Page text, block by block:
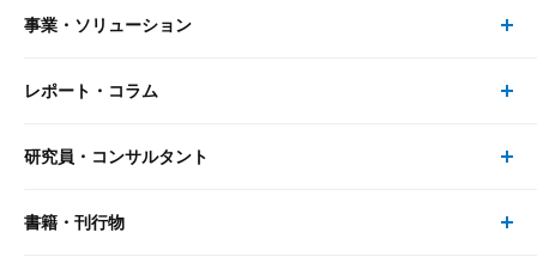
事業・ソリューション
事業・ソリューション トップ
リサーチ
レポート・コラム
レポート・コラム トップ
最新のレポート・コラム
研究員・コンサルタント
研究員・コンサルタント トップ
書籍・刊行物